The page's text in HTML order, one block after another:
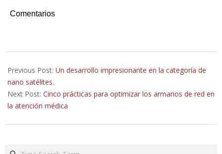
Comentarios
08-
26
Previous Post: Un desarrollo impresionante en la categoría de
nano satélites.
Next Post: Cinco prácticas para optimizar los armarios de red en
la atención médica
Search